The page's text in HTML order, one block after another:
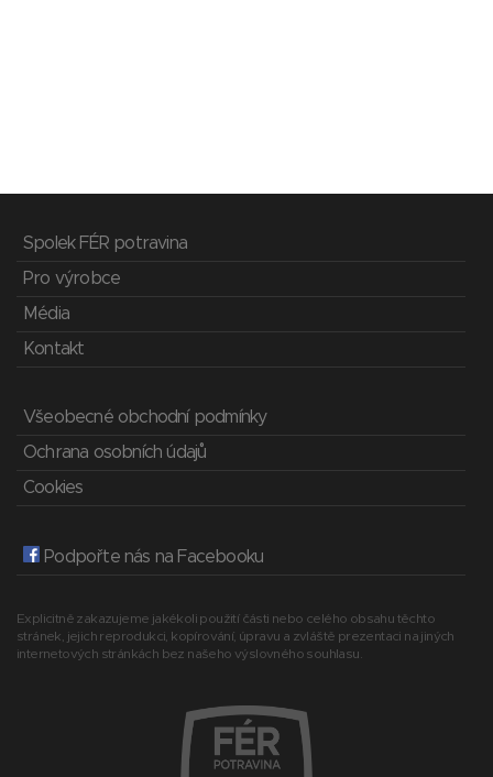
Spolek FÉR potravina
Pro výrobce
Média
Kontakt
Všeobecné obchodní podmínky
Ochrana osobních údajů
Cookies
Podpořte nás na Facebooku
Explicitně zakazujeme jakékoli použití části nebo celého obsahu těchto
stránek, jejich reprodukci, kopírování, úpravu a zvláště prezentaci na jiných
internetových stránkách bez našeho výslovného souhlasu.